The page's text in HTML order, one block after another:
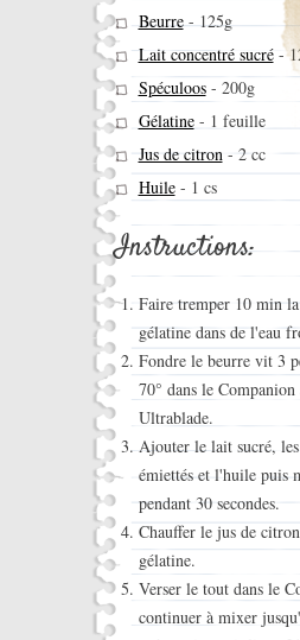
Beurre-125g
Lait concentré sucré-
Spéculoos- 200g
Gélatine- 1 feuille
Jus de citron- 2 cc
Huile- 1 cs
Instructions:
Faire tremper 10 min
gélatine dans de l'eau
Fondre le beurre vit 3
70° dans le Companion
Ultrablade.
Ajouter le lait sucré,
émiettés et l'huile puis
pendant 30 secondes.
Chauffer le jus de
gélatine.
Verser le tout dans le
continuer à mixer